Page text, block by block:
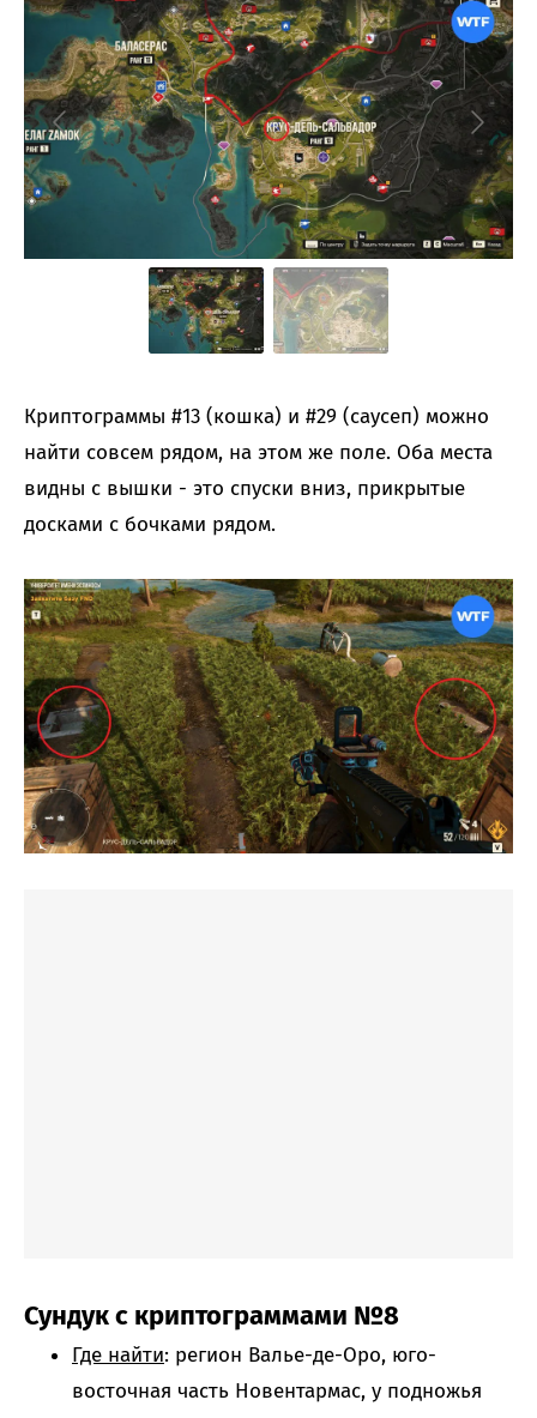
Криптограммы #13 (кошка) и #29 (саусеп) можно
найти совсем рядом, на этом же поле. Оба места
видны с вышки - это спуски вниз, прикрытые
досками с бочками рядом.
Сундук с криптограммами №8
Где найти: регион Валье-де-Оро, юго-
восточная часть Новентармас, у подножья